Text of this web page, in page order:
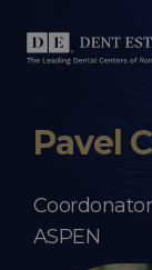
Pavel
ASPEN